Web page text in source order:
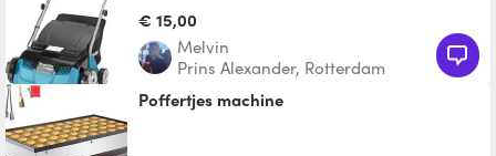
opgevangen in de 30 liter opva
€ 15,00
Melvin
Prins Alexander, Rotterdam
Poffertjes machine